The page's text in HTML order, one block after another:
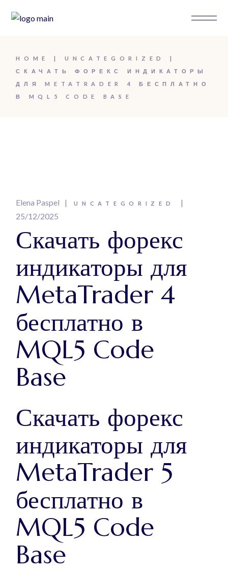
HOME
UNCATEGORIZED
СКАЧАТЬ ФОРЕКС ИНДИКАТОРЫ
ДЛЯ METATRADER 4 БЕСПЛАТНО
В MQL5 CODE BASE
Elena Paspel UNCATEGORIZED
25/12/2025
Скачать форекс
индикаторы для
MetaTrader 4
бесплатно в
MQL5 Code
Base
Скачать форекс
индикаторы для
MetaTrader 5
бесплатно в
MQL5 Code
Base